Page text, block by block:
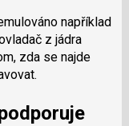
například
z jádra
zda se najde